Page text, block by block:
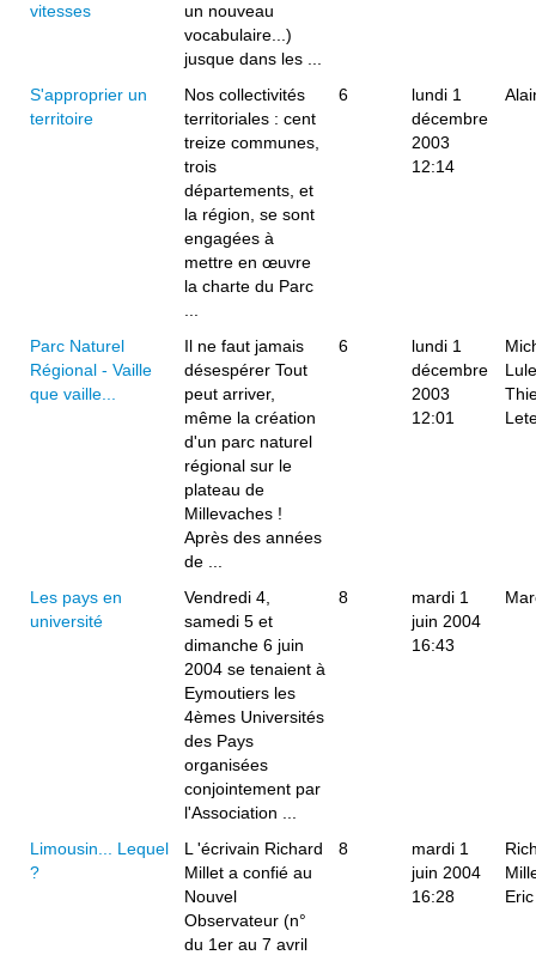
vitesses
un nouveau
vocabulaire...)
jusque dans les ...
S'approprier un
territoire
Nos collectivités
territoriales : cent
treize communes,
trois
départements, et
la région, se sont
engagées à
mettre en œuvre
la charte du Parc
6
lundi 1
décembre
2003
12:14
Parc Naturel
Régional - Vaille
que vaille...
Il ne faut jamais
désespérer Tout
peut arriver,
même la création
d'un parc naturel
régional sur le
plateau de
Millevaches !
Après des années
de ...
6
lundi 1
décembre
2003
12:01
Les pays en
université
Vendredi 4,
samedi 5 et
dimanche 6 juin
2004 se tenaient à
Eymoutiers les
4èmes Universités
des Pays
organisées
conjointement par
l'Association ...
8
mardi 1
juin 2004
16:43
Limousin... Lequel
?
L 'écrivain Richard
Millet a confié au
Nouvel
Observateur (n°
du 1er au 7 avril
8
mardi 1
juin 2004
16:28